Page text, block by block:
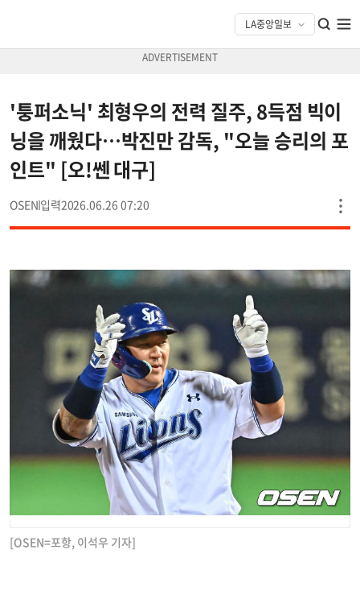
'퉁퍼소닉' 최형우의 전력 질주, 8득점 빅이
닝을 깨웠다…박진만 감독, "오늘 승리의 포
인트" [오!쎈 대구]
OSEN 2026.06.26 07:20
[OSEN=포항, 이석우 기자]